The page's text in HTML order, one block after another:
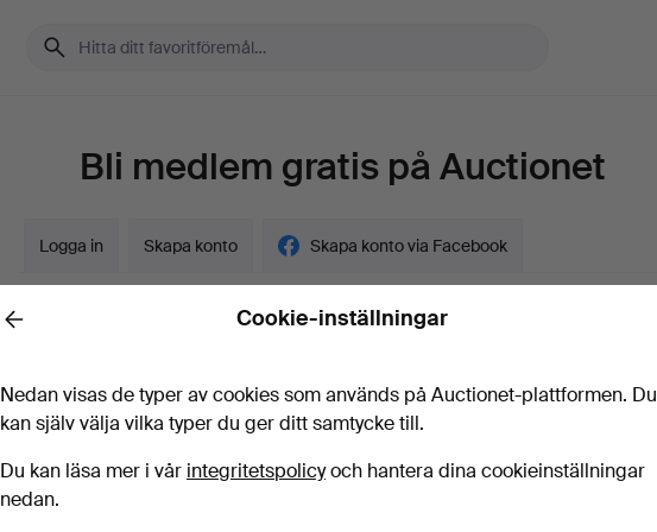
Bli medlem gratis på Auctionet
Logga in Skapa konto Skapa konto via Facebook
Företagskund?
Back Cookie-inställningar
Nedan visas de typer av cookies som används på Auctionet-plattformen. Du
kan själv välja vilka typer du ger ditt samtycke till.
Du kan läsa mer i vår integritetspolicyoch hantera dina cookieinställningar
nedan.